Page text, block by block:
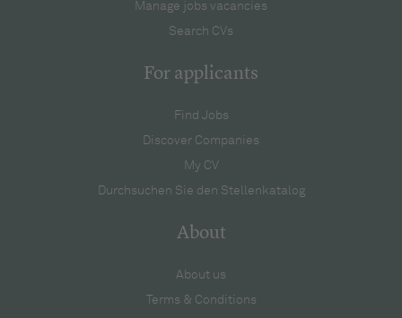
Manage jobs vacancies
Search CVs
For applicants
Find Jobs
Discover Companies
My CV
Durchsuchen Sie den Stellenkatalog
About
About us
Terms & Conditions